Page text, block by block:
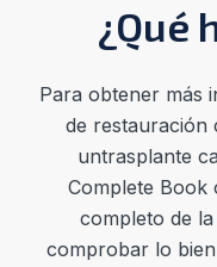
¿Qué
Para obtener más
de restauración
untrasplante
Complete Book
completo de
comprobar lo